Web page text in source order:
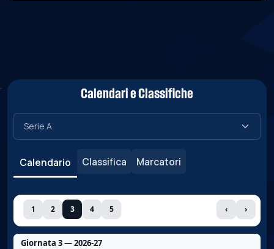
Calendari e Classifiche
Calendario Classifica Marcatori
1 2 3 4 5 ‹ ›
Giornata 3 — 2026-27